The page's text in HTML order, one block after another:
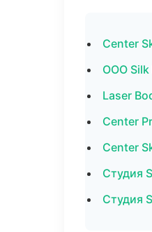
Center
ООО Silk
Laser
Center
Center
Студия
Студия